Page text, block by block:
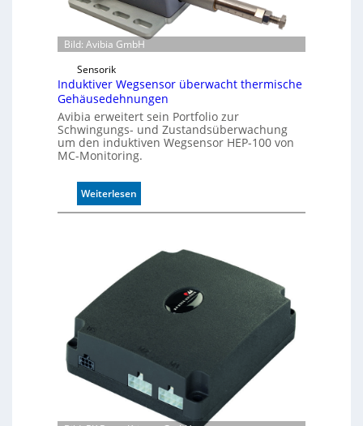
o
d
u
l
m
i
t
2
0
u
4
Bild: Avibia GmbH
Sensorik
Induktiver Wegsensor überwacht thermische
Gehäusedehnungen
Avibia erweitert sein Portfolio zur
Schwingungs- und Zustandsüberwachung
um den induktiven Wegsensor HEP-100 von
MC-Monitoring.
Weiterlesen
I
k
e
g
s